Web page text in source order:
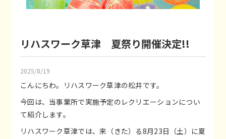
リハスワーク草津 夏祭り開催決定!!
2025/8/19
こんにちわ。リハスワーク草津の松井です。
今回は、当事業所で実施予定のレクリエーションについ
て紹介します。
リハスワーク草津では、来（きた）る8月23日（土）に夏